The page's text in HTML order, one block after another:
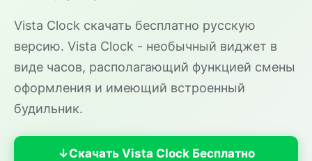
Vista Clock скачать бесплатно русскую
версию. Vista Clock - необычный виджет в
виде часов, располагающий функцией смены
оформления и имеющий встроенный
будильник.
Скачать Vista Clock Бесплатно